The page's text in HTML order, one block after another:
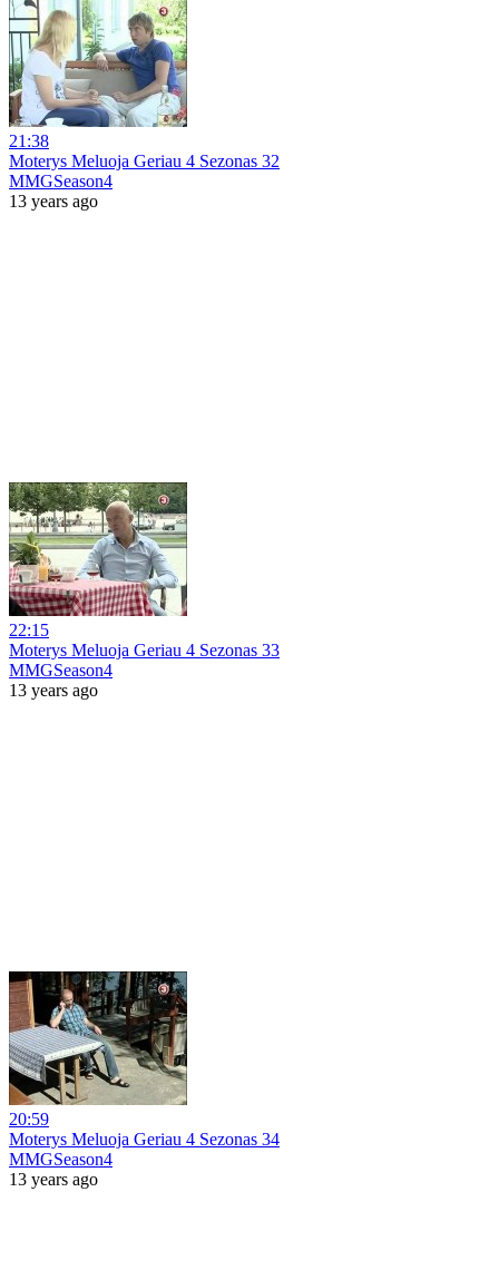
21:38
Moterys Meluoja Geriau 4 Sezonas 32
MMGSeason4
13 years ago
22:15
Moterys Meluoja Geriau 4 Sezonas 33
MMGSeason4
13 years ago
20:59
Moterys Meluoja Geriau 4 Sezonas 34
MMGSeason4
13 years ago